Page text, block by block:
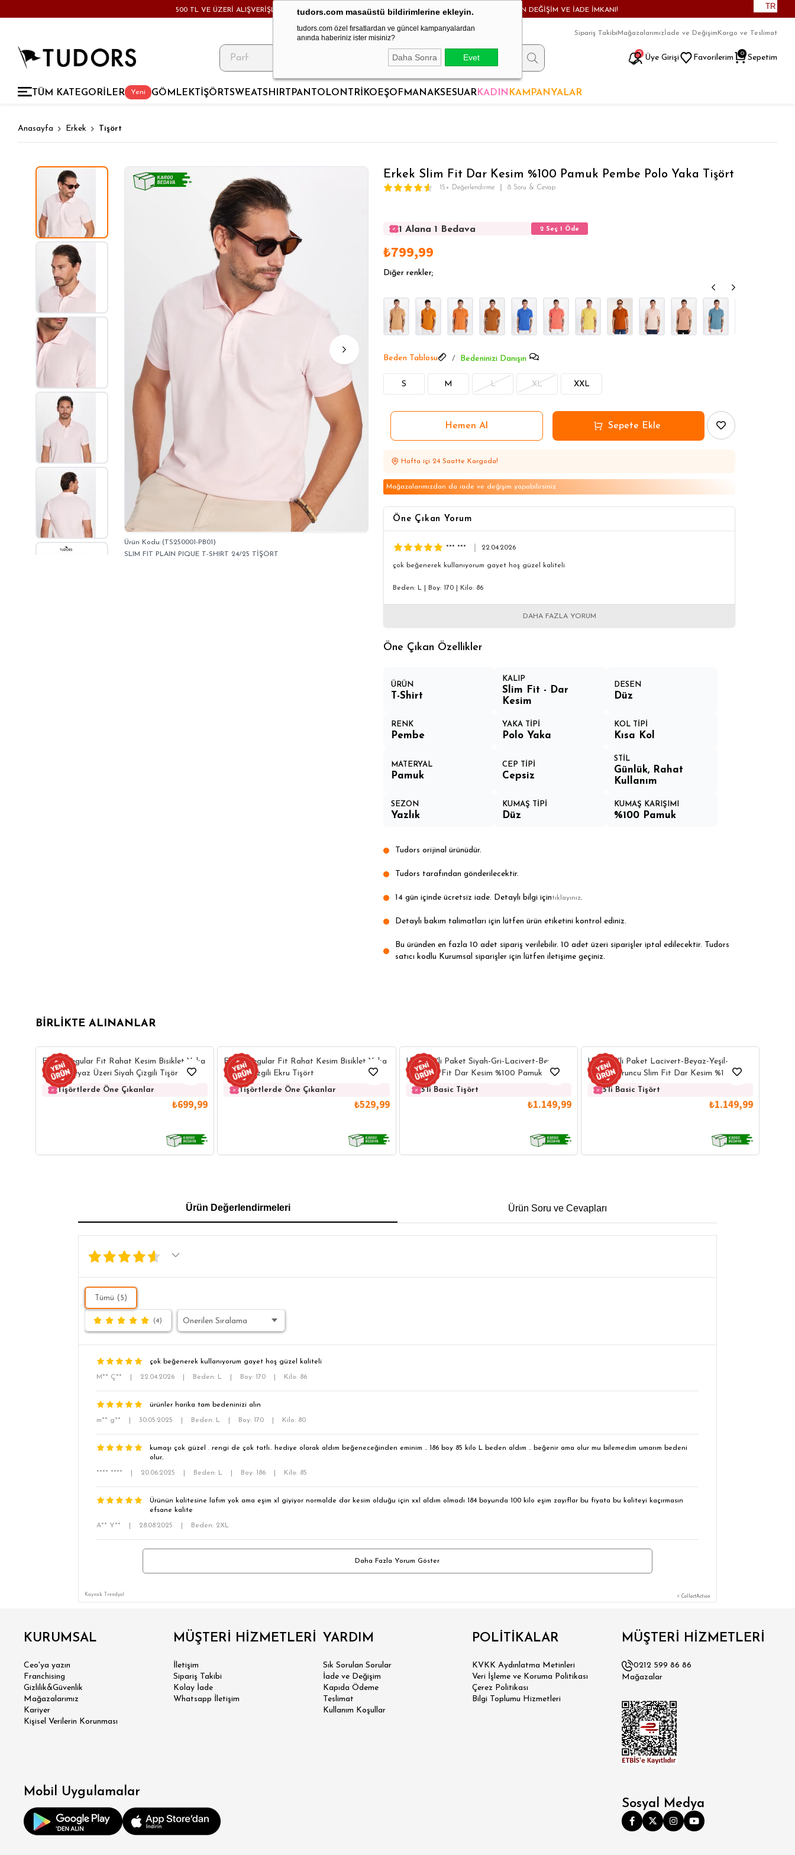
tudors.com masaüstü bildirimlerine ekleyin.
tudors.com özel fırsatlardan ve güncel kampanyalardan
anında haberiniz ister misiniz?
Daha Sonra Evet
500 TL VE ÜZERİ ALIŞVERİŞLERDE KARGO BEDAVA! - HAFTA İÇİ 24 SAATTE KARGODA! - MAĞAZADAN DEĞİŞİM VE İADE İMKANI! TR
9
Sipariş TakibiMağazalarımız İade ve Değişim Kargo ve Teslimat
Üye Girişi Favorilerim Sepetim
0
Yeni
TÜM KATEGORİLER GÖMLEK TİŞÖRT SWEATSHIRT PANTOLON TRİKO EŞOFMANAKSESUARKADIN KAMPANYALAR
Anasayfa Erkek Tişört
(TS250001-PB01)
SLIM FIT PLAIN PIQUE T-SHIRT 24/25 TİŞÖRT
Erkek Slim Fit Dar Kesim %100 Pamuk Pembe Polo Yaka Tişört
15+ Değerlendirme 8 Soru & Cevap
1 Alana 1 Bedava 2 Seç 1 Öde
1 Alana 1 Bedava
1 Alana 1 Bedava
₺799,99
Diğer renkler;
Beden Tablosu Bedeninizi Danışın
S M L XL XXL
Hafta içi 24 Saatte Kargoda!
Mağazalarımızdan da iade ve değişim yapabilirsiniz
Öne Çıkan Yorum
*** *** 22.04.2026
çok beğenerek kullanıyorum gayet hoş güzel kaliteli
Beden: L Boy: 170 Kilo: 86
DAHA FAZLA YORUM
Öne Çıkan Özellikler
ÜRÜN
T-Shirt
KALIP
Slim Fit - Dar
Kesim
DESEN
Düz
RENK
Pembe
YAKA TİPİ
Polo Yaka
KOL TİPİ
Kısa Kol
MATERYAL
Pamuk
CEP TİPİ
Cepsiz
STİL
Günlük, Rahat
Kullanım
SEZON
Yazlık
KUMAŞ TİPİ
Düz
KUMAŞ KARIŞIMI
%100 Pamuk
Tudors orijinal ürünüdür.
Tudors tarafından gönderilecektir.
14 gün içinde ücretsiz iade. Detaylı bilgi içintıklayınız.
Detaylı bakım talimatları için lütfen ürün etiketini kontrol ediniz.
Bu üründen en fazla 10 adet sipariş verilebilir. 10 adet üzeri siparişler iptal edilecektir. Tudors
satıcı kodlu Kurumsal siparişler için lütfen iletişime geçiniz.
BIRLIKTE ALINANLAR
Erkek Regular Fit Rahat Kesim Bisiklet Yaka
Jakarlı Beyaz Üzeri Siyah Çizgili Tişört
Tişörtlerde Öne Çıkanlar
₺699,99
Erkek Regular Fit Rahat Kesim Bisiklet Yaka
Jakarlı Çizgili Ekru Tişört
Tişörtlerde Öne Çıkanlar
₺529,99
Unisex 5'li Paket Siyah-Gri-Lacivert-Beyaz-
Yeşil Slim Fit Dar Kesim %100 Pamuk Bisiklet
Yaka Tişört
5'li Basic Tişört
₺1.149,99
Unisex 5'li Paket Lacivert-Beyaz-Yeşil-
Bordo-Turuncu Slim Fit Dar Kesim %100
Pamuk Bisiklet Yaka Tişört
5'li Basic Tişört
₺1.149,99
Ürün Değerlendirmeleri Ürün Soru ve Cevapları
Tümü (5)
(4)
çok beğenerek kullanıyorum gayet hoş güzel kaliteli
M** Ç** 22.04.2026 Beden: L Boy: 170 Kilo: 86
ürünler harika tam bedeninizi alın
m** g** 30.05.2025 Beden: L Boy: 170 Kilo: 80
kumaşı çok güzel . rengi de çok tatlı.. hediye olarak aldım beğeneceğinden eminim .. 186 boy 85 kilo L beden aldım .. beğenir ama olur mu bilemedim umarım bedeni
olur..
**** **** 20.06.2025 Beden: L Boy: 186 Kilo: 85
Ürünün kalitesine lafım yok ama eşim xl giyiyor normalde dar kesim olduğu için xxl aldım olmadı 184 boyunda 100 kilo eşim zayıflar bu fiyata bu kaliteyi kaçırmasın
efsane kalite
A** Y** 28.08.2025 Beden: 2XL
Daha Fazla Yorum Göster
Kaynak: Trendyol ⚡ CollectAction
KURUMSAL
Ceo'ya yazın
Franchising
Gizlilik&Güvenlik
Mağazalarımız
Kariyer
Kişisel Verilerin Korunması
MÜŞTERİ HİZMETLERİ
İletişim
Sipariş Takibi
Kolay İade
Whatsapp İletişim
YARDIM
Sık Sorulan Sorular
İade ve Değişim
Kapıda Ödeme
Teslimat
Kullanım Koşullar
POLİTİKALAR
KVKK Aydınlatma Metinleri
Veri İşleme ve Koruma Politikası
Çerez Politikası
Bilgi Toplumu Hizmetleri
MÜŞTERİ HİZMETLERİ
0212 599 86 86
Mağazalar
Sosyal Medya
Mobil Uygulamalar